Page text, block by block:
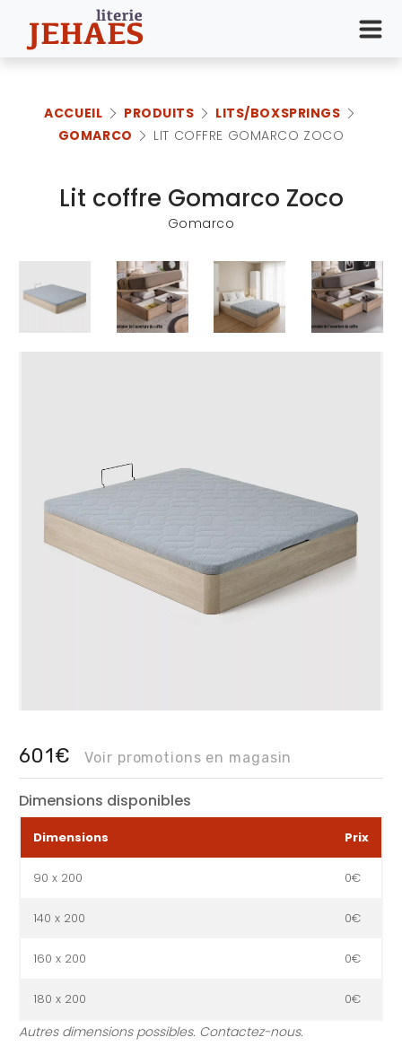
ACCUEIL PRODUITS
LITS/BOXSPRINGS
GOMARCO
LIT COFFRE GOMARCO ZOCO
Lit coffre Gomarco Zoco
Gomarco
601€ Voir promotions en magasin
Dimensions disponibles
Dimensions Prix
90 x 200 0€
140 x 200 0€
160 x 200 0€
180 x 200 0€
Autres dimensions possibles. Contactez-nous.